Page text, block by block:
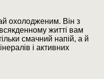
охолодженим. Він з
житті вам
смачний напій, а й
і активних